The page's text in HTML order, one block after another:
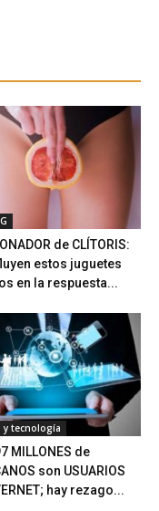
de CLÍTORIS:
estos juguetes
en la respuesta...
y tecnología
MILLONES de
son USUARIOS
hay rezago...